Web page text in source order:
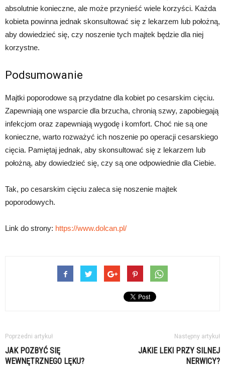
absolutnie konieczne, ale może przynieść wiele korzyści. Każda
kobieta powinna jednak skonsultować się z lekarzem lub położną,
aby dowiedzieć się, czy noszenie tych majtek będzie dla niej
korzystne.
Podsumowanie
Majtki poporodowe są przydatne dla kobiet po cesarskim cięciu.
Zapewniają one wsparcie dla brzucha, chronią szwy, zapobiegają
infekcjom oraz zapewniają wygodę i komfort. Choć nie są one
konieczne, warto rozważyć ich noszenie po operacji cesarskiego
cięcia. Pamiętaj jednak, aby skonsultować się z lekarzem lub
położną, aby dowiedzieć się, czy są one odpowiednie dla Ciebie.
Tak, po cesarskim cięciu zaleca się noszenie majtek
poporodowych.
Link do strony: https://www.dolcan.pl/
Poprzedni artykuł
JAK POZBYĆ SIĘ
WEWNĘTRZNEGO LĘKU?
Następny artykuł
JAKIE LEKI PRZY SILNEJ
NERWICY?